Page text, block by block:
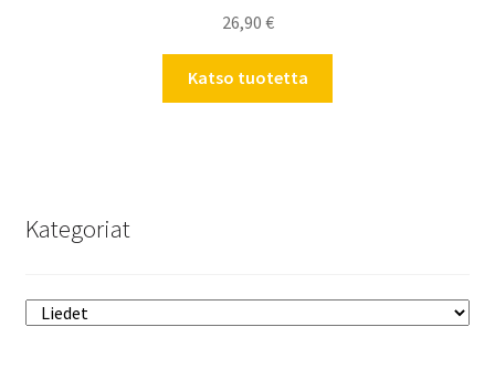
26,90 €
Katso tuotetta
Kategoriat